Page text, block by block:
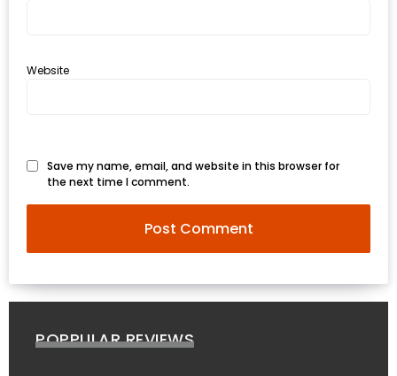
อิ่ม
ไม่
หมู
Website
Save my name, email, and website in this browser for
the next time I comment.
POPPULAR REVIEWS